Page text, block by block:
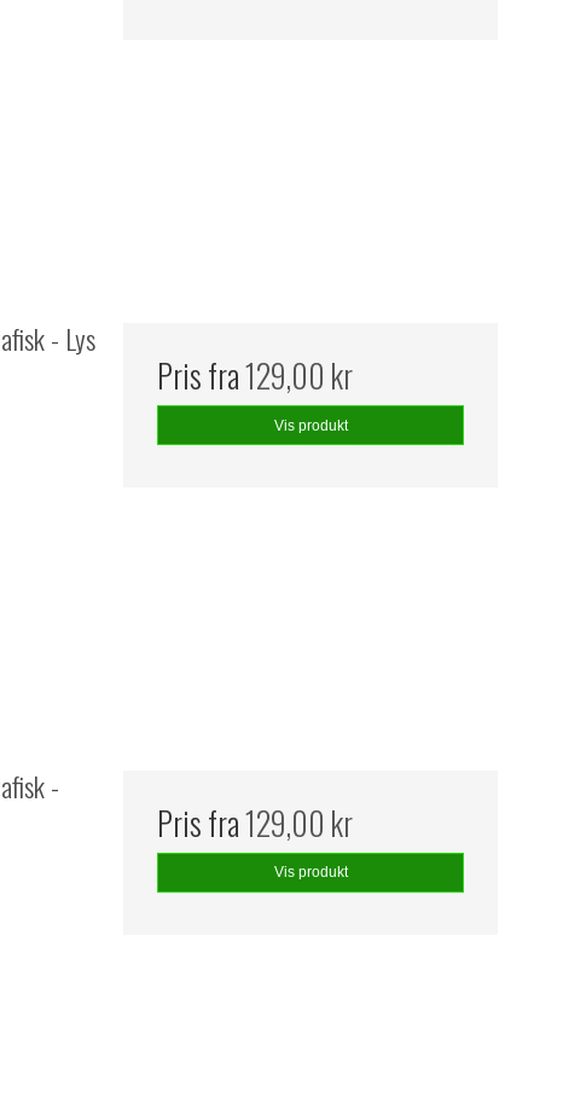
- Lys
Pris fra129,00 kr
Vis produkt
-
Pris fra129,00 kr
Vis produkt